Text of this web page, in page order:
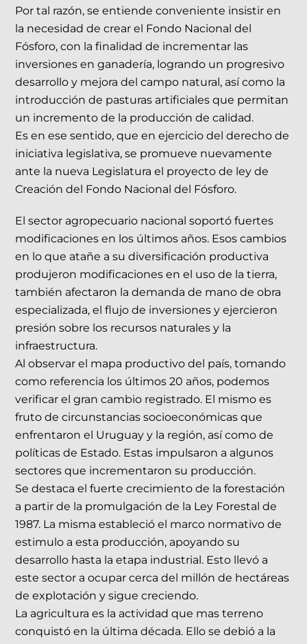
Por tal razón, se entiende conveniente insistir en
la necesidad de crear el Fondo Nacional del
Fósforo, con la finalidad de incrementar las
inversiones en ganadería, logrando un progresivo
desarrollo y mejora del campo natural, así como la
introducción de pasturas artificiales que permitan
un incremento de la producción de calidad.
Es en ese sentido, que en ejercicio del derecho de
iniciativa legislativa, se promueve nuevamente
ante la nueva Legislatura el proyecto de ley de
Creación del Fondo Nacional del Fósforo.
El sector agropecuario nacional soportó fuertes
modificaciones en los últimos años. Esos cambios
en lo que atañe a su diversificación productiva
produjeron modificaciones en el uso de la tierra,
también afectaron la demanda de mano de obra
especializada, el flujo de inversiones y ejercieron
presión sobre los recursos naturales y la
infraestructura.
Al observar el mapa productivo del país, tomando
como referencia los últimos 20 años, podemos
verificar el gran cambio registrado. El mismo es
fruto de circunstancias socioeconómicas que
enfrentaron el Uruguay y la región, así como de
políticas de Estado. Estas impulsaron a algunos
sectores que incrementaron su producción.
Se destaca el fuerte crecimiento de la forestación
a partir de la promulgación de la Ley Forestal de
1987. La misma estableció el marco normativo de
estimulo a esta producción, apoyando su
desarrollo hasta la etapa industrial. Esto llevó a
este sector a ocupar cerca del millón de hectáreas
de explotación y sigue creciendo.
La agricultura es la actividad que mas terreno
conquistó en la última década. Ello se debió a la